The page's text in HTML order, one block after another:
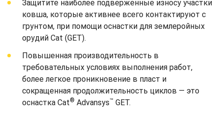
Защитите наиболее подверженные износу участки
ковша, которые активнее всего контактируют с
грунтом, при помощи оснастки для землеройных
орудий Cat (GET).
Повышенная производительность в
требовательных условиях выполнения работ,
более легкое проникновение в пласт и
сокращенная продолжительность циклов — это
оснастка Cat® Advansys™ GET.